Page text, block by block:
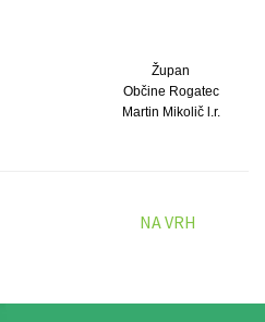
Župan
Občine Rogatec
Martin Mikolič l.r.
NA VRH